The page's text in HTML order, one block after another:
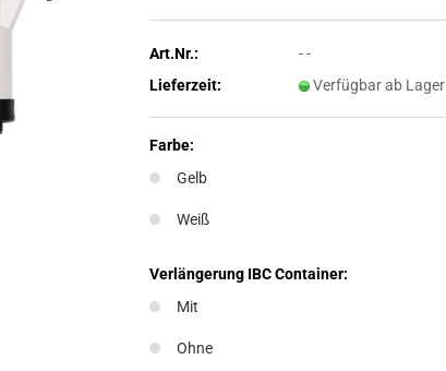
Art.Nr.:
- -
Lieferzeit:
Verfügbar ab Lager
Farbe:
Gelb
Weiß
Verlängerung IBC Container:
Mit
Ohne